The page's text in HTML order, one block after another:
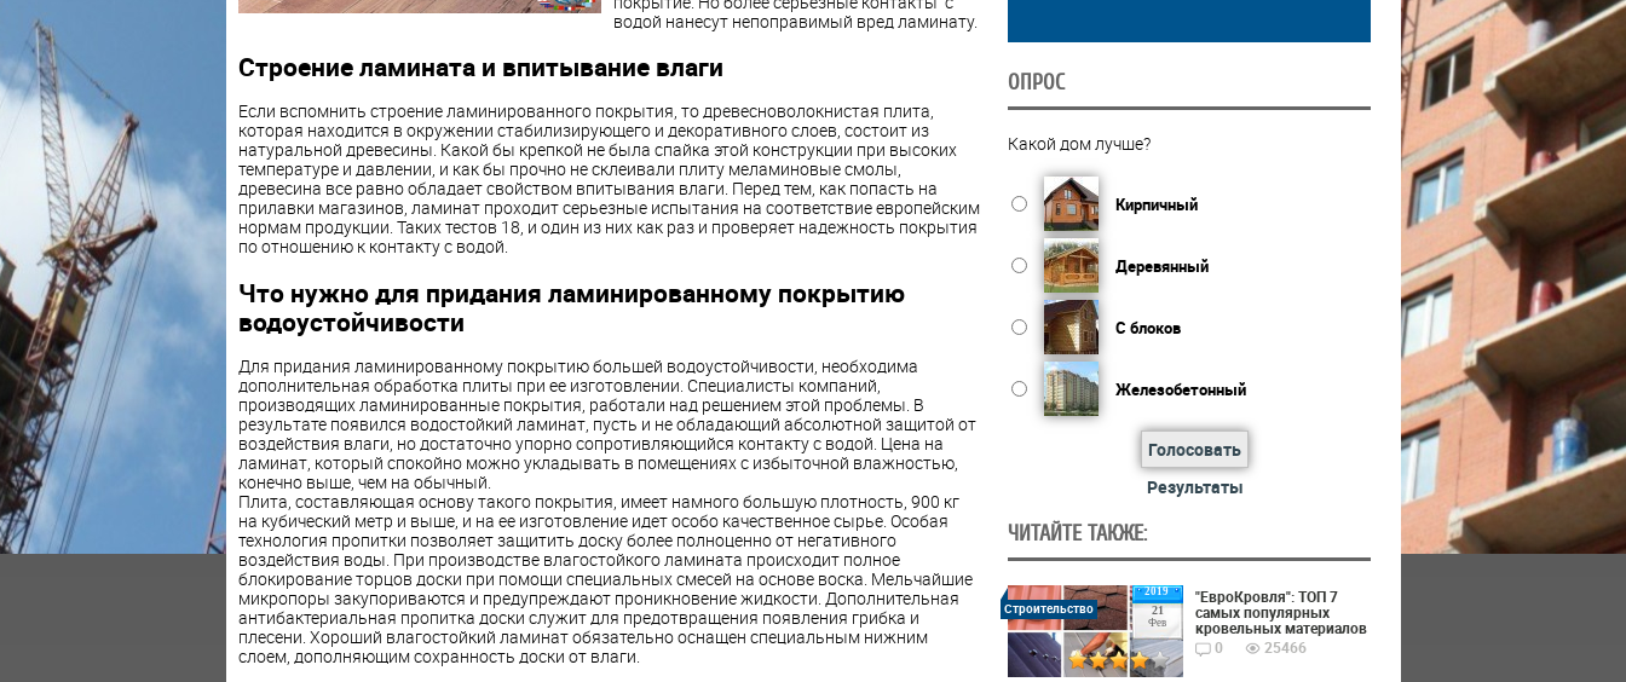
водой нанесут непоправимый вред ламинату.
Строение ламината и впитывание влаги
Если вспомнить строение ламинированного покрытия, то древесноволокнистая плита,
которая находится в окружении стабилизирующего и декоративного слоев, состоит из
натуральной древесины. Какой бы крепкой не была спайка этой конструкции при высоких
температуре и давлении, и как бы прочно не склеивали плиту меламиновые смолы,
древесина все равно обладает свойством впитывания влаги. Перед тем, как попасть на
прилавки магазинов, ламинат проходит серьезные испытания на соответствие европейским
нормам продукции. Таких тестов 18, и один из них как раз и проверяет надежность покрытия
по отношению к контакту с водой.
Что нужно для придания ламинированному покрытию
водоустойчивости
Для придания ламинированному покрытию большей водоустойчивости, необходима
дополнительная обработка плиты при ее изготовлении. Специалисты компаний,
производящих ламинированные покрытия, работали над решением этой проблемы. В
результате появился водостойкий ламинат, пусть и не обладающий абсолютной защитой от
воздействия влаги, но достаточно упорно сопротивляющийся контакту с водой. Цена на
ламинат, который спокойно можно укладывать в помещениях с избыточной влажностью,
конечно выше, чем на обычный.
Плита, составляющая основу такого покрытия, имеет намного большую плотность, 900 кг
на кубический метр и выше, и на ее изготовление идет особо качественное сырье. Особая
технология пропитки позволяет защитить доску более полноценно от негативного
воздействия воды. При производстве влагостойкого ламината происходит полное
блокирование торцов доски при помощи специальных смесей на основе воска. Мельчайшие
микропоры закупориваются и предупреждают проникновение жидкости. Дополнительная
антибактериальная пропитка доски служит для предотвращения появления грибка и
плесени. Хороший влагостойкий ламинат обязательно оснащен специальным нижним
слоем, дополняющим сохранность доски от влаги.
ОПРОС
Какой дом лучше?
Кирпичный
Деревянный
С блоков
Железобетонный
Голосовать
Результаты
ЧИТАЙТЕ ТАКЖЕ:
2019
21
Фев
Строительство
"ЕвроКровля": ТОП 7
самых популярных
кровельных материалов
0
25466